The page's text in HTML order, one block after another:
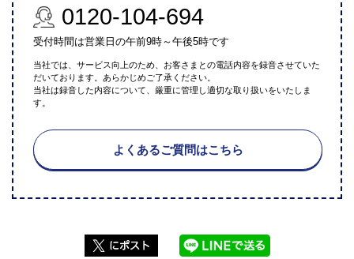
0120-104-694
受付時間は営業日の午前9時～午後5時です
当社では、サービス向上のため、お客さまとの電話内容を録音させていた
だいております。あらかじめご了承ください。
当社は録音した内容について、厳重に管理し適切な取り扱いをいたしま
す。
よくあるご質問はこちら